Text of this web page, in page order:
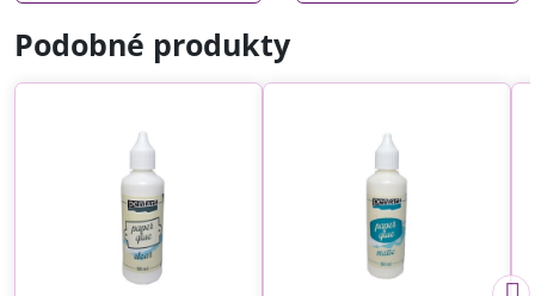
Podobné produkty